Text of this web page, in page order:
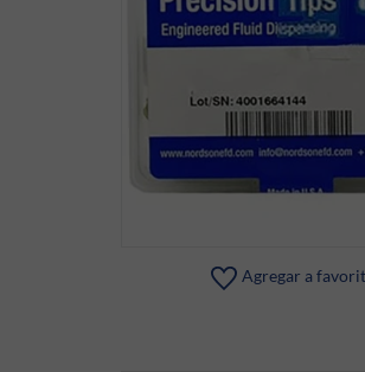
Agregar a